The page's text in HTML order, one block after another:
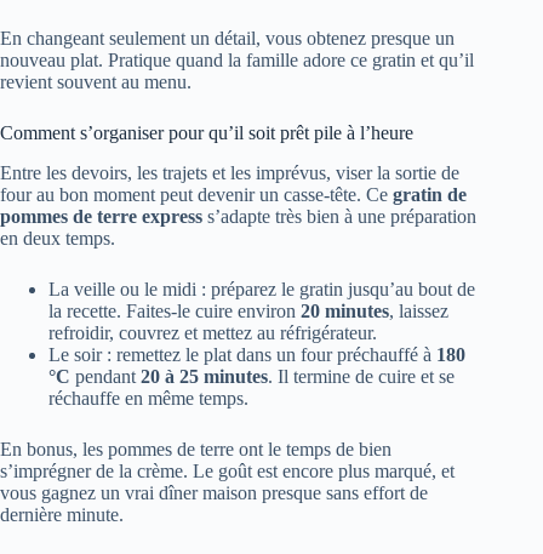
En changeant seulement un détail, vous obtenez presque un
nouveau plat. Pratique quand la famille adore ce gratin et qu’il
revient souvent au menu.
Comment s’organiser pour qu’il soit prêt pile à l’heure
Entre les devoirs, les trajets et les imprévus, viser la sortie de
four au bon moment peut devenir un casse-tête. Ce gratin de
pommes de terre express s’adapte très bien à une préparation
en deux temps.
La veille ou le midi : préparez le gratin jusqu’au bout de
la recette. Faites-le cuire environ 20 minutes, laissez
refroidir, couvrez et mettez au réfrigérateur.
Le soir : remettez le plat dans un four préchauffé à 180
°C pendant 20 à 25 minutes. Il termine de cuire et se
réchauffe en même temps.
En bonus, les pommes de terre ont le temps de bien
s’imprégner de la crème. Le goût est encore plus marqué, et
vous gagnez un vrai dîner maison presque sans effort de
dernière minute.